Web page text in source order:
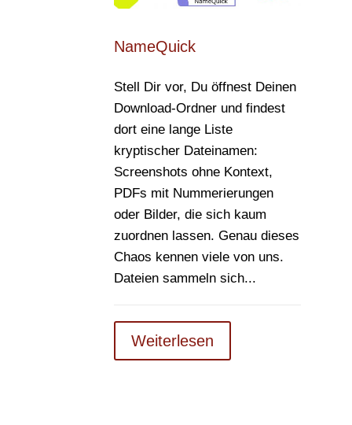
NameQuick
Stell Dir vor, Du öffnest Deinen
Download-Ordner und findest
dort eine lange Liste
kryptischer Dateinamen:
Screenshots ohne Kontext,
PDFs mit Nummerierungen
oder Bilder, die sich kaum
zuordnen lassen. Genau dieses
Chaos kennen viele von uns.
Dateien sammeln sich...
Weiterlesen